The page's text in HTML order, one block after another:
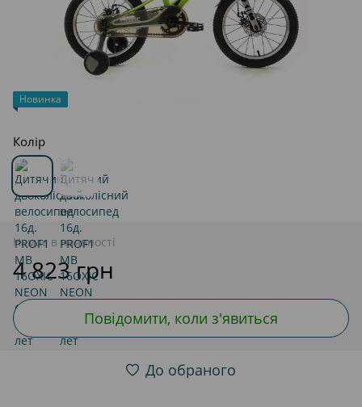
Новинка
Колір
Немає в наявності
4 823 грн
Повідомити, коли з'явиться
До обраного